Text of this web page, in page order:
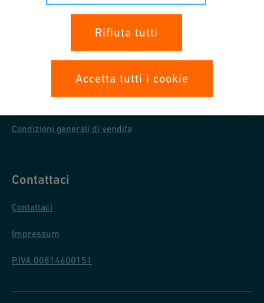
Condizioni generali di acquisto
Condizioni generali di vendita
Contattaci
Contattaci
Impressum
P.IVA 00814600151
Rifiuta tutti
Accetta tutti i cookie